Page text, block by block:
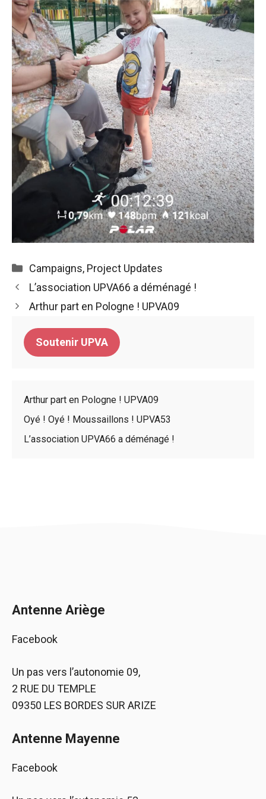
Catégories
Campaigns, Project Updates
L’association UPVA66 a déménagé !
Arthur part en Pologne ! UPVA09
Soutenir UPVA
Arthur part en Pologne ! UPVA09
Oyé ! Oyé ! Moussaillons ! UPVA53
L’association UPVA66 a déménagé !
Antenne Ariège
Facebook
Un pas vers l’autonomie 09,
2 RUE DU TEMPLE
09350 LES BORDES SUR ARIZE
Antenne Mayenne
Facebook